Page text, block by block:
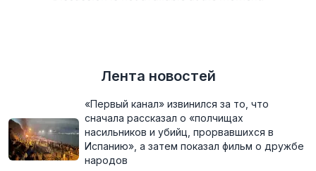
Лента новостей
«Первый канал» извинился за то, что
сначала рассказал о «полчищах
насильников и убийц, прорвавшихся в
Испанию», а затем показал фильм о дружбе
народов